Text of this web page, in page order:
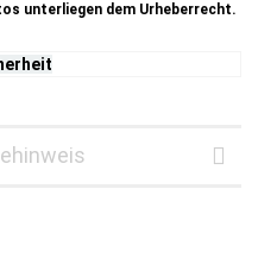
unterliegen dem Urheberrecht.